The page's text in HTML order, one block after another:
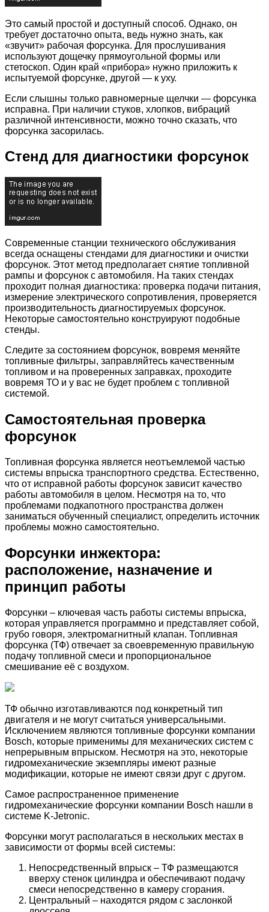
Это самый простой и доступный способ. Однако, он
требует достаточно опыта, ведь нужно знать, как
«звучит» рабочая форсунка. Для прослушивания
используют дощечку прямоугольной формы или
стетоскоп. Один край «прибора» нужно приложить к
испытуемой форсунке, другой — к уху.
Если слышны только равномерные щелчки — форсунка
исправна. При наличии стуков, хлопков, вибраций
различной интенсивности, можно точно сказать, что
форсунка засорилась.
Стенд для диагностики форсунок
Современные станции технического обслуживания
всегда оснащены стендами для диагностики и очистки
форсунок. Этот метод предполагает снятие топливной
рампы и форсунок с автомобиля. На таких стендах
проходит полная диагностика: проверка подачи питания,
измерение электрического сопротивления, проверяется
производительность диагностируемых форсунок.
Некоторые самостоятельно конструируют подобные
стенды.
Следите за состоянием форсунок, вовремя меняйте
топливные фильтры, заправляйтесь качественным
топливом и на проверенных заправках, проходите
вовремя ТО и у вас не будет проблем с топливной
системой.
Самостоятельная проверка
форсунок
Топливная форсунка является неотъемлемой частью
системы впрыска транспортного средства. Естественно,
что от исправной работы форсунок зависит качество
работы автомобиля в целом. Несмотря на то, что
проблемами подкапотного пространства должен
заниматься обученный специалист, определить источник
проблемы можно самостоятельно.
Форсунки инжектора:
расположение, назначение и
принцип работы
Форсунки – ключевая часть работы системы впрыска,
которая управляется программно и представляет собой,
грубо говоря, электромагнитный клапан. Топливная
форсунка (ТФ) отвечает за своевременную правильную
подачу топливной смеси и пропорциональное
смешивание её с воздухом.
ТФ обычно изготавливаются под конкретный тип
двигателя и не могут считаться универсальными.
Исключением являются топливные форсунки компании
Bosch, которые применимы для механических систем с
непрерывным впрыском. Несмотря на это, некоторые
гидромеханические экземпляры имеют разные
модификации, которые не имеют связи друг с другом.
Самое распространенное применение
гидромеханические форсунки компании Bosch нашли в
системе K-Jetronic.
Форсунки могут располагаться в нескольких местах в
зависимости от формы всей системы:
Непосредственный впрыск – ТФ размещаются
вверху стенок цилиндра и обеспечивают подачу
смеси непосредственно в камеру сгорания.
Центральный – находятся рядом с заслонкой